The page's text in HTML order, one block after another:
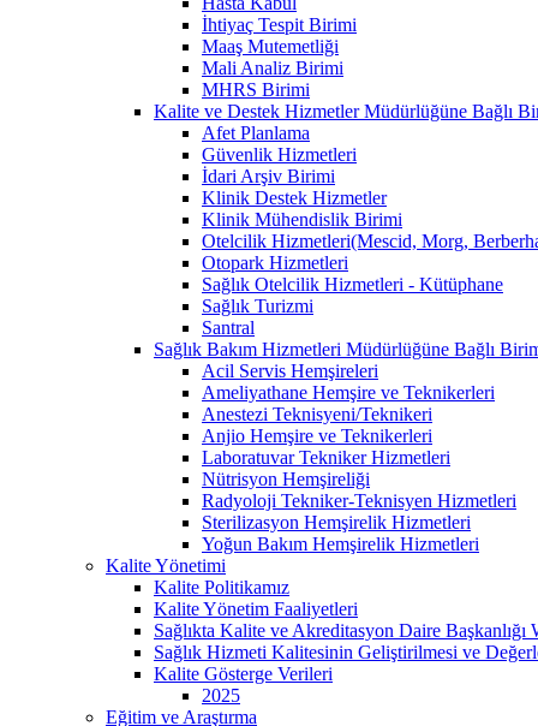
İhtiyaç Tespit Birimi
Maaş Mutemetliği
Mali Analiz Birimi
MHRS Birimi
Kalite ve Destek Hizmetler Müdürlüğüne Bağlı
Afet Planlama
Güvenlik Hizmetleri
İdari Arşiv Birimi
Klinik Destek Hizmetler
Klinik Mühendislik Birimi
Otelcilik Hizmetleri(Mescid, Morg,
Otopark Hizmetleri
Sağlık Otelcilik Hizmetleri - Kütüphane
Sağlık Turizmi
Santral
Sağlık Bakım Hizmetleri Müdürlüğüne Bağlı
Acil Servis Hemşireleri
Ameliyathane Hemşire ve Teknikerleri
Anestezi Teknisyeni/Teknikeri
Anjio Hemşire ve Teknikerleri
Laboratuvar Tekniker Hizmetleri
Nütrisyon Hemşireliği
Radyoloji Tekniker-Teknisyen Hizmetleri
Sterilizasyon Hemşirelik Hizmetleri
Yoğun Bakım Hemşirelik Hizmetleri
Kalite Yönetimi
Kalite Politikamız
Kalite Yönetim Faaliyetleri
Sağlıkta Kalite ve Akreditasyon Daire Başkanlığı
Sağlık Hizmeti Kalitesinin Geliştirilmesi ve
Kalite Gösterge Verileri
2025
Eğitim ve Araştırma